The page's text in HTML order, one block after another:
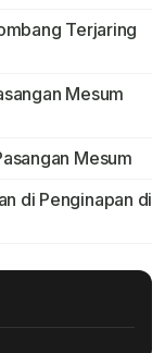
Terjaring
Mesum
Mesum
di Penginapan di